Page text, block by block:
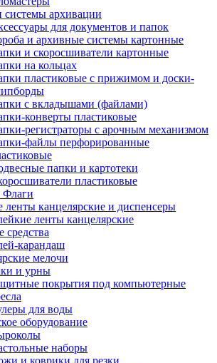
архивации
для документов и папок
и архивные системы картонные
и скоросшиватели картонные
на кольцах
пластиковые с прижимом и доски-
с вкладышами (файлами)
конверты пластиковые
регистраторы с арочным механизмом
файлы перфорированные
папки и картотеки
пластиковые
Флаги
ленты канцелярские и диспенсеры
ленты канцелярские
средства
карандаш
мелочи
и урны
покрытия под компьютерные
для воды
оборудование
наборы
и коврики для резки